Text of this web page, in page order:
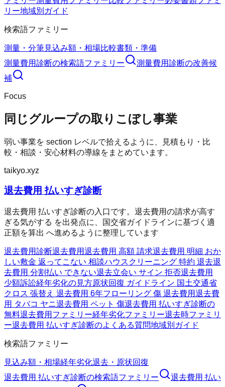
リー地域別ガイド
検索語ファミリー
測量・分筆見込み額・相場比較書類・準備
測量費用診断の検索語ファミリー 測量費用診断の改善候
補
Focus
同じグループの取りこぼし事業
弱い事業を section レベルで拾えるように、見積もり・比
較・相談・安心材料の導線をまとめています。
taikyo.xyz
退去費用 払いすぎ診断
退去費用 払いすぎ診断の入口です。退去費用の請求が高す
ぎる気がする を出発点に、国交省ガイドラインに基づく適
正額を算出 へ進めるように整理しています
退去費用診断退去費用退去費用 高額 請求退去費用 明細 おか
しい敷金 返ってこない 相談ハウスクリーニング 特約 退去退
去費用 分割払い できない退去立会い サイン 拒否退去費用
少額訴訟経年劣化の見方原状回復 ガイドライン 国土交通省
クロス 張替え 退去費用 6年フローリング 傷 退去費用退去費
用 タバコ ヤニ退去費用 ペット 傷退去費用 払いすぎ診断の
無料退去費用ファミリー経年劣化ファミリー退去時ファミリ
ー退去費用 払いすぎ診断のよくある質問地域別ガイド
検索語ファミリー
見込み額・相場経年劣化退去・原状回復
退去費用 払いすぎ診断の検索語ファミリー
退去費用 払い